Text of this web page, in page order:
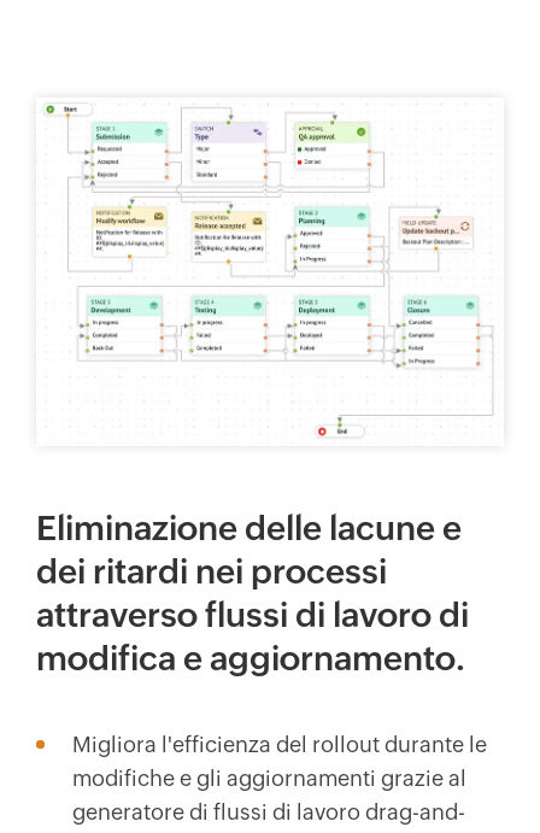
Eliminazione delle lacune e
dei ritardi nei processi
attraverso flussi di lavoro di
modifica e aggiornamento.
Migliora l'efficienza del rollout durante le
modifiche e gli aggiornamenti grazie al
generatore di flussi di lavoro drag-and-